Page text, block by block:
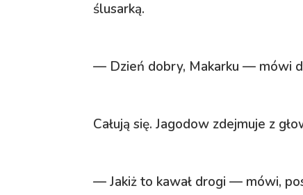
ślusarką.
— Dzień dobry, Makarku — mówi
Całują się. Jagodow zdejmuje z
— Jakiż to kawał drogi — mówi,